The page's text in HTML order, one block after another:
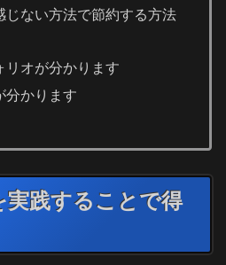
じない方法で節約する方法
リオが分かります
分かります
実践することで得